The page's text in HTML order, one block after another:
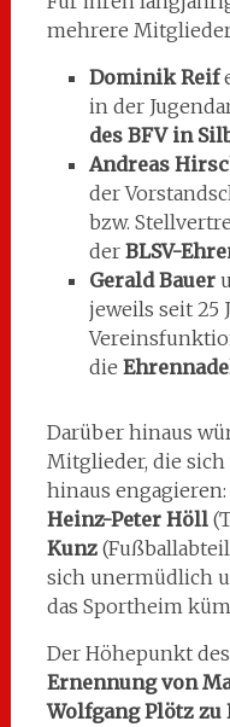
mehrere
Dominik Reif
in der
des BFV in
Andreas
der
bzw.
der BLSV-
Gerald Bauer
jeweils seit 25
die
Darüber hinaus
Mitglieder, die
hinaus engagieren:
Heinz-Peter Höll
Kunz
sich unermüdlich
das Sportheim
Der Höhepunkt
Ernennung von
Wolfgang Plötz